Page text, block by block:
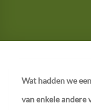
Wat hadden we
van enkele